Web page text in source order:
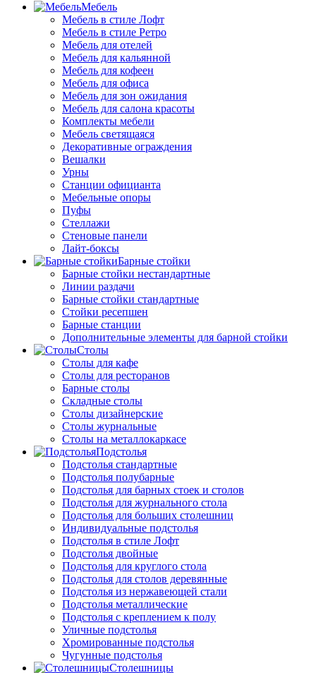
Мебель
Мебель в стиле Лофт
Мебель в стиле Ретро
Мебель для отелей
Мебель для кальянной
Мебель для кофеен
Мебель для офиса
Мебель для зон ожидания
Мебель для салона красоты
Комплекты мебели
Мебель светящаяся
Декоративные ограждения
Вешалки
Урны
Станции официанта
Мебельные опоры
Пуфы
Стеллажи
Стеновые панели
Лайт-боксы
Барные стойки
Барные стойки нестандартные
Линии раздачи
Барные стойки стандартные
Стойки ресепшен
Барные станции
Дополнительные элементы для барной стойки
Столы
Столы для кафе
Столы для ресторанов
Барные столы
Складные столы
Столы дизайнерские
Столы журнальные
Столы на металлокаркасе
Подстолья
Подстолья стандартные
Подстолья полубарные
Подстолья для барных стоек и столов
Подстолья для журнального стола
Подстолья для больших столешниц
Индивидуальные подстолья
Подстолья в стиле Лофт
Подстолья двойные
Подстолья для круглого стола
Подстолья для столов деревянные
Подстолья из нержавеющей стали
Подстолья металлические
Подстолья с креплением к полу
Уличные подстолья
Хромированные подстолья
Чугунные подстолья
Столешницы